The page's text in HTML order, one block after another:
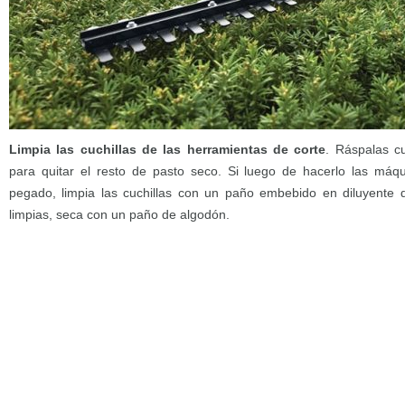
Limpia las cuchillas de las herramientas de corte . Ráspalas
para quitar el resto de pasto seco. Si luego de hacerlo las
pegado, limpia las cuchillas con un paño embebido en diluyente
limpias, seca con un paño de algodón.